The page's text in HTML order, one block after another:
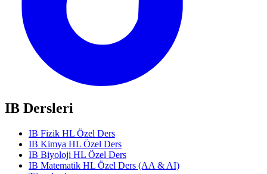
IB Dersleri
IB Fizik HL Özel Ders
IB Kimya HL Özel Ders
IB Biyoloji HL Özel Ders
IB Matematik HL Özel Ders (AA & AI)